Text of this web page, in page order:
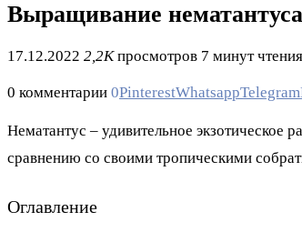
Выращивание
17.12.2022 2,2Kпросмотров 7 минут чтения
0 комментарии 0PinterestWhatsappTelegram
Нематантус – удивительное экзотическое
сравнению со своими тропическими
Оглавление